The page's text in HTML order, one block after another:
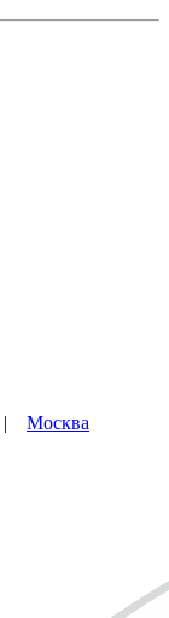
| Москва